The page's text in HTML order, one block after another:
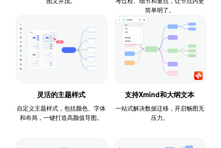
简单明了。
灵活的主题样式
自定义主题样式，包括颜色、字体
和布局，一键打造高颜值导图。
支持Xmind和大纲文本
一站式解决数据迁移，开启畅图无
压力。